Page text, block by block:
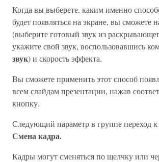
Когда вы выберете, каким именно
будет появляться на экране, вы сможете
(выберите готовый звук из
укажите свой звук, воспользовавшись
звук) и скорость эффекта.
Вы сможете применить этот способ
всем слайдам презентации, нажав
кнопку.
Следующий параметр в группе переход к
Смена кадра.
Кадры могут сменяться по щелчку или